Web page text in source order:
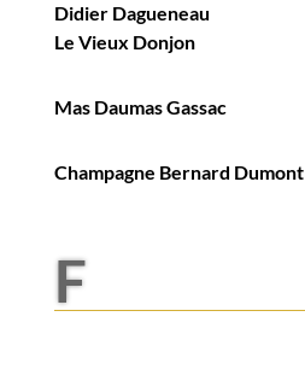
Didier Dagueneau
Le Vieux Donjon
Mas Daumas Gassac
Champagne Bernard Dumont
F